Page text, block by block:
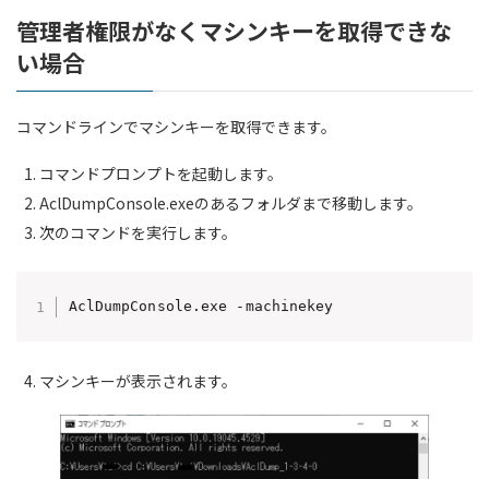
管理者権限がなくマシンキーを取得できな
い場合
コマンドラインでマシンキーを取得できます。
コマンドプロンプトを起動します。
AclDumpConsole.exeのあるフォルダまで移動します。
次のコマンドを実行します。
AclDumpConsole.exe -machinekey
マシンキーが表示されます。